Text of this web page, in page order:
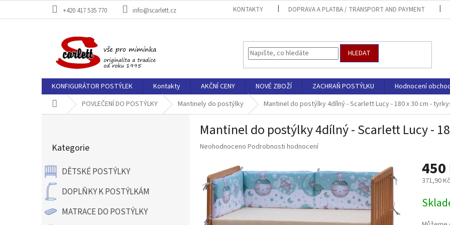
+420 417 535 770 info@scarlett.cz KONTAKTY DOPRAVA A PLATBA / TRANSPORT AND PAYMENT
HLEDAT
KONFIGURÁTOR POSTÝLEK Kontakty AKČNÍ CENY NOVÉ ZBOŽÍ ZACHRAŇ POSTÝLKU Hodnocení
Domů POVLEČENÍ DO POSTÝLKY Mantinely do postýlky Mantinel do postýlky 4dílný - Scarlett Lucy - 180 x 30 cm -
a
n
p
kategorie
Kategorie
DĚTSKÉ POSTÝLKY
DOPLŇKY K POSTÝLKÁM
MATRACE DO POSTÝLKY
Mantinel do postýlky 4dílný - Scarlett Lucy -
Průměrné
0,0
hvězdiček.
Neohodnoceno Podrobnosti hodnocení
450
371,90
cena: